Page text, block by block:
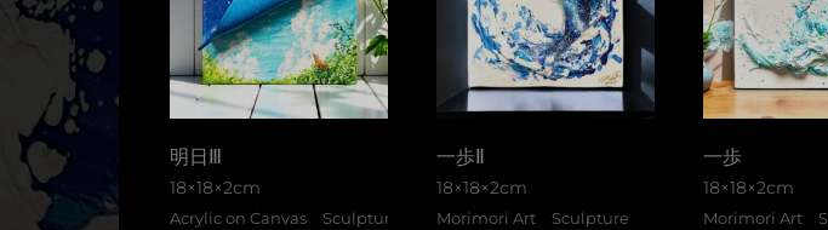
明日Ⅲ
18×18×2cm
一歩Ⅱ
18×18×2cm
Morimori Art Sculpture
一歩
18×18×2cm
Morimori Art